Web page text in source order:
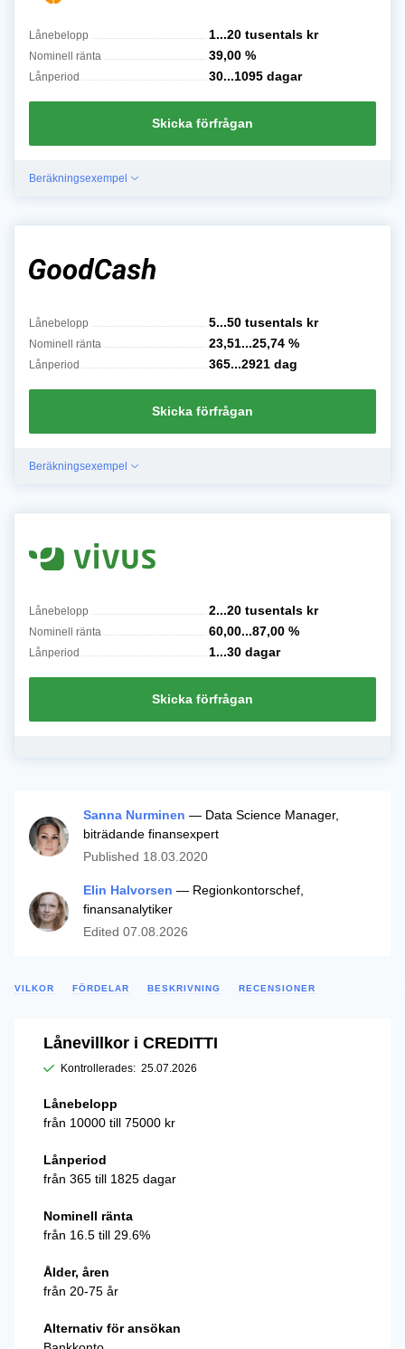
Lånebelopp 1...20 tusentals kr
Nominell ränta 39,00 %
Lånperiod 30...1095 dagar
Skicka förfrågan
Beräkningsexempel
Lånebelopp 5...50 tusentals kr
Nominell ränta 23,51...25,74 %
Lånperiod 365...2921 dag
Skicka förfrågan
Beräkningsexempel
Lånebelopp 2...20 tusentals kr
Nominell ränta 60,00...87,00 %
Lånperiod 1...30 dagar
Skicka förfrågan
Sanna Nurminen — Data Science Manager,
biträdande finansexpert
Published 18.03.2020
Elin Halvorsen — Regionkontorschef,
finansanalytiker
Edited 07.08.2026
VILKOR FÖRDELAR BESKRIVNING RECENSIONER
Lånevillkor i CREDITTI
Kontrollerades: 25.07.2026
Lånebelopp
från 10000 till 75000 kr
Lånperiod
från 365 till 1825 dagar
Nominell ränta
från 16.5 till 29.6%
Ålder, åren
från 20-75 år
Alternativ för ansökan